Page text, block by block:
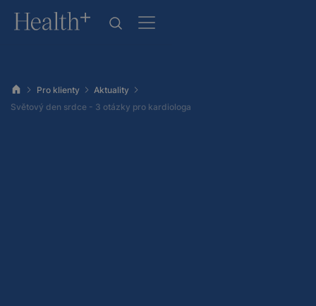
Pro klienty
Aktuality
Světový den srdce - 3 otázky pro kardiologa